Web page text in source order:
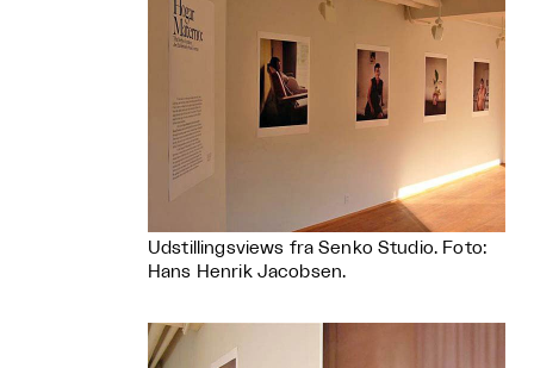
Udstillingsviews fra Senko Studio. Foto:
Hans Henrik Jacobsen.